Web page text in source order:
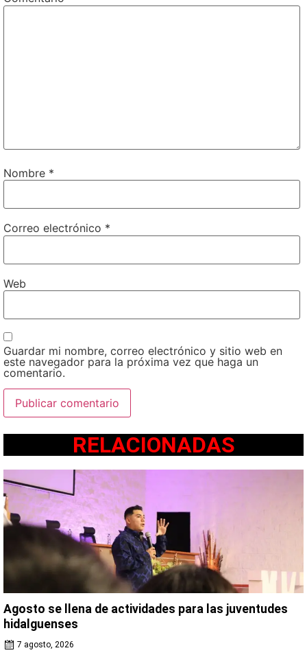
Nombre *
Correo electrónico *
Web
Guardar mi nombre, correo electrónico y sitio web en
este navegador para la próxima vez que haga un
comentario.
RELACIONADAS
Agosto se llena de actividades para las juventudes
hidalguenses
7 agosto, 2026